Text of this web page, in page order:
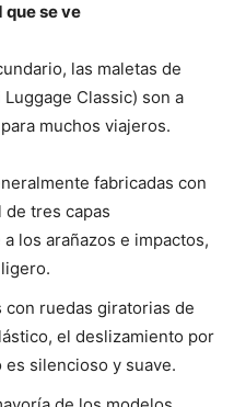
se ve
las maletas de
Classic) son a
muchos viajeros.
fabricadas con
tres capas
los arañazos e impactos,
con ruedas giratorias de
el deslizamiento por
silencioso y suave.